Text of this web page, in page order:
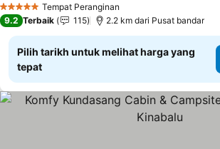
5 Bintang Tempat Peranginan
9.2 Terbaik 115 2.2 km dari Pusat bandar
Pilih tarikh untuk melihat harga yang
tepat